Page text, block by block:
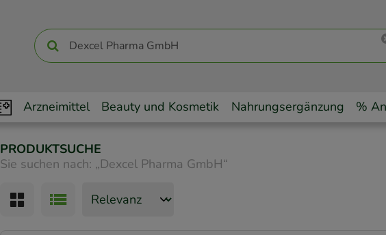
Arzneimittel Beauty und Kosmetik Nahrungsergänzung %
PRODUKTSUCHE
Sie suchen nach: „Dexcel Pharma GmbH“